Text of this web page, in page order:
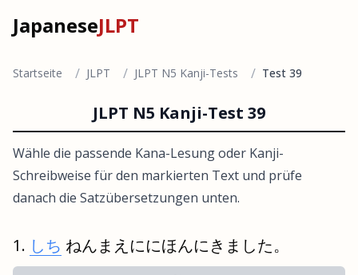
JapaneseJLPT
Startseite / JLPT / JLPT N5 Kanji-Tests / Test 39
JLPT N5 Kanji-Test 39
Wähle die passende Kana-Lesung oder Kanji-
Schreibweise für den markierten Text und prüfe
danach die Satzübersetzungen unten.
しち ねんまえににほんにきました。